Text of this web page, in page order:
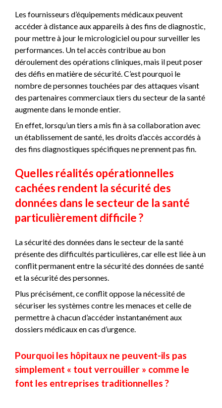
Les fournisseurs d’équipements médicaux peuvent
accéder à distance aux appareils à des fins de diagnostic,
pour mettre à jour le micrologiciel ou pour surveiller les
performances. Un tel accès contribue au bon
déroulement des opérations cliniques, mais il peut poser
des défis en matière de sécurité. C’est pourquoi le
nombre de personnes touchées par des attaques visant
des partenaires commerciaux tiers du secteur de la santé
augmente dans le monde entier.
En effet, lorsqu’un tiers a mis fin à sa collaboration avec
un établissement de santé, les droits d’accès accordés à
des fins diagnostiques spécifiques ne prennent pas fin.
Quelles réalités opérationnelles
cachées rendent la sécurité des
données dans le secteur de la santé
particulièrement difficile ?
La sécurité des données dans le secteur de la santé
présente des difficultés particulières, car elle est liée à un
conflit permanent entre la sécurité des données de santé
et la sécurité des personnes.
Plus précisément, ce conflit oppose la nécessité de
sécuriser les systèmes contre les menaces et celle de
permettre à chacun d’accéder instantanément aux
dossiers médicaux en cas d’urgence.
Pourquoi les hôpitaux ne peuvent-ils pas
simplement « tout verrouiller » comme le
font les entreprises traditionnelles ?